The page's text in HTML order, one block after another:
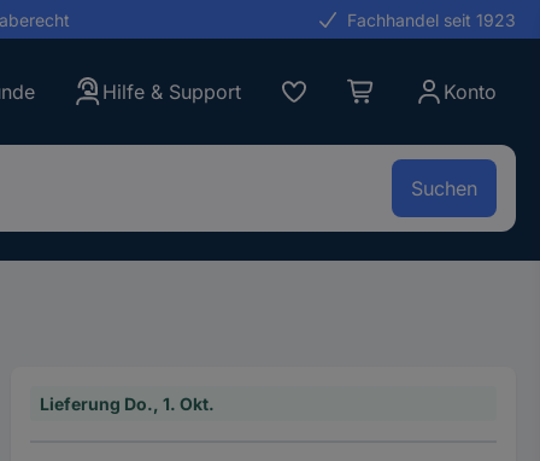
Fachhandel seit 1923
Hilfe & Support Konto
Suchen
Lieferung Do., 1. Okt.